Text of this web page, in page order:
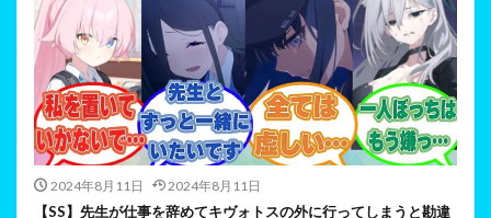
2024年8月11日 2024年8月11日
【SS】先生が仕事を辞めてキヴォトスの外に行ってしまうと勘違